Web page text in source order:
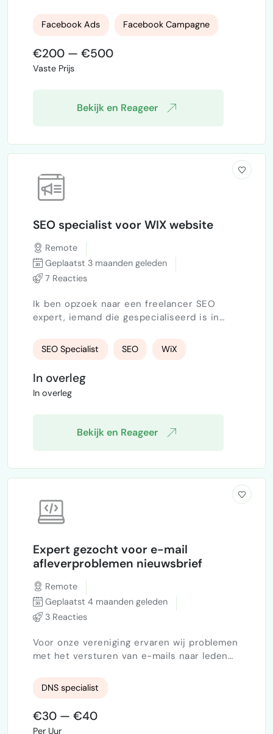
beheren. Het budget is niet erg hoog, maar
het kan later hoger worden en het is een
doorlopende opdracht.Ben je de freelancer
die mij kan helpen?
Facebook Ads Facebook Campagne
€200 — €500
Vaste Prijs
Bekijk en Reageer
SEO specialist voor WIX website
Remote
Geplaatst 3 maanden geleden
7 Reacties
Ik ben opzoek naar een freelancer SEO
expert, iemand die gespecialiseerd is in
te stellen, om zo een goede organische
positie op Google te krijgen. Ik heb een
webshop in antieke spiegels, gebouwd met
WIX. Ik heb de basis zelf kunnen doen.
Echter heb ik wat hulp nodig bij het meer
SEO Specialist SEO WiX
In overleg
In overleg
Bekijk en Reageer
Expert gezocht voor e-mail
afleverproblemen nieuwsbrief
Remote
Geplaatst 4 maanden geleden
3 Reacties
Voor onze vereniging ervaren wij problemen
met het versturen van e-mails naar leden
wij vanuit onze vereneging een mail
versturen (bijv. een nieuwsbrief of update),
krijgen wij van ongeveer 20 leden een
foutmelding in onze eigen spam-box dat de
DNS specialist
€30 — €40
Per Uur